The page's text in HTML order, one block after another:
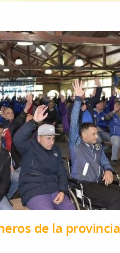
de la